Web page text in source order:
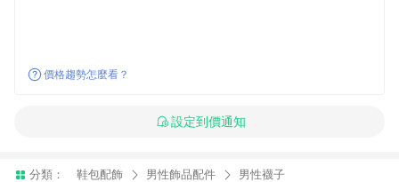
價格趨勢怎麼看？
設定到價通知
分類： 鞋包配飾 男性飾品配件 男性襪子